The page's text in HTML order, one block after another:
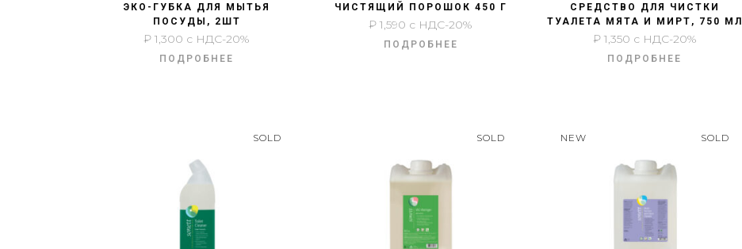
ЭКО-ГУБКА ДЛЯ МЫТЬЯ
ПОСУДЫ, 2ШТ
₽ 1,300 с НДС-20%
ПОДРОБНЕЕ
ЧИСТЯЩИЙ ПОРОШОК 450 Г
₽ 1,590 с НДС-20%
ПОДРОБНЕЕ
СРЕДСТВО ДЛЯ ЧИСТКИ
ТУАЛЕТА МЯТА И МИРТ, 750 МЛ
₽1,350 с НДС-20%
ПОДРОБНЕЕ
SOLD SOLD SOLD
NEW